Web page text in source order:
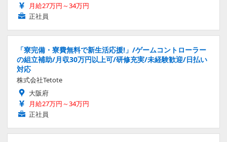
月給27万円～34万円
正社員
「寮完備・寮費無料で新生活応援!」/ゲームコントローラー
の組立補助/月収30万円以上可/研修充実/未経験歓迎/日払い
対応
株式会社Tetote
大阪府
月給27万円～34万円
正社員